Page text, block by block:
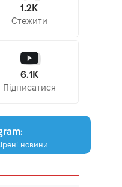
1.2K
Стежити
6.1K
Підписатися
новини